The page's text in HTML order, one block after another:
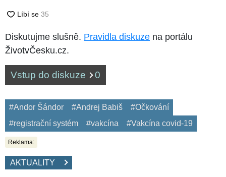
Diskutujme slušně. Pravidla diskuze na portálu
ŽivotvČesku.cz.
Vstup do diskuze 0
#Andor Šándor #Andrej Babiš
#Očkování
#registrační systém
#vakcína #Vakcína covid-19
Reklama:
AKTUALITY